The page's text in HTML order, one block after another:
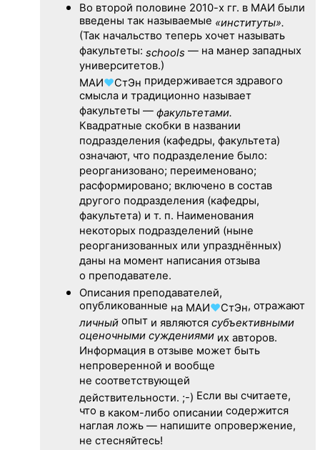
Во второй половине 2010-х гг. в МАИ были
введены так называемые «институты».
(Так начальство теперь хочет называть
факультеты: schools — на манер западных
университетов.)
МАИ♥СтЭн придерживается здравого
смысла и традиционно называет
факультеты — факультетами.
Квадратные скобки в названии
подразделения (кафедры, факультета)
означают, что подразделение было:
реорганизовано; переименовано;
расформировано; включено в состав
другого подразделения (кафедры,
факультета) и т. п. Наименования
некоторых подразделений (ныне
реорганизованных или упразднённых)
даны на момент написания отзыва
о преподавателе.
Описания преподавателей,
опубликованные на МАИ♥СтЭн, отражают
личныйопыт и являются субъективными
оценочными суждениямиих авторов.
Информация в отзыве может быть
непроверенной и вообще
не соответствующей
действительности. ;-) Если вы считаете,
что в каком-либо описании содержится
наглая ложь — напишите опровержение,
не стесняйтесь!